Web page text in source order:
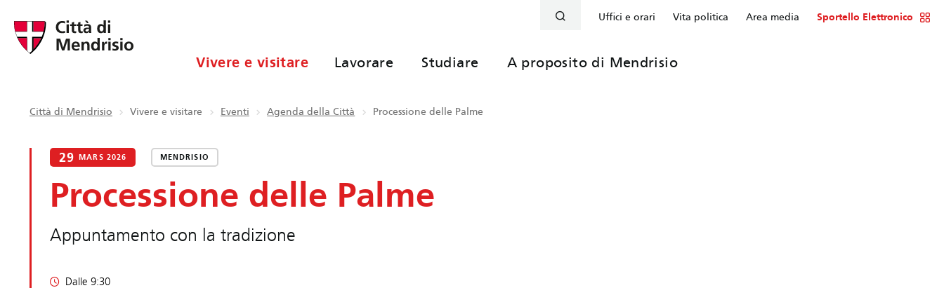
Uffici e orari Vita politica Area media Sportello Elettronico
Vivere e visitare Lavorare Studiare A proposito di Mendrisio
Città di Mendrisio Vivere e visitare Eventi Agenda della Città Processione delle Palme
29 MARS 2026 MENDRISIO
Processione delle Palme
Appuntamento con la tradizione
Dalle 9:30